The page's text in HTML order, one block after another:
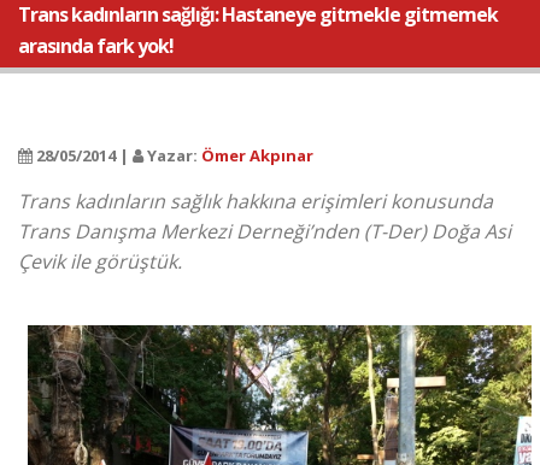
Trans kadınların sağlığı: Hastaneye gitmekle gitmemek
arasında fark yok!
28/05/2014 | Yazar: Ömer Akpınar
Trans kadınların sağlık hakkına erişimleri konusunda
Trans Danışma Merkezi Derneği’nden (T-Der) Doğa Asi
Çevik ile görüştük.